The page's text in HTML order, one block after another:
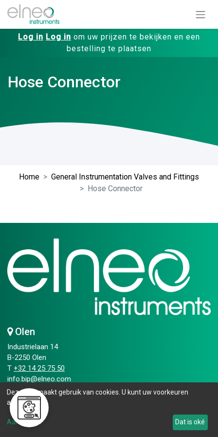
Log in Log in om uw prijzen te bekijken en een
bestelling te plaatsen
Hose Connector
Home
General Instrumentation Valves and Fittings
Hose Connector
Olen
Industrielaan 14
B-2250 Olen
T +32 14 25 75 50​
info.bip@elneo.com
Openingsuren
Maandag - vrijdag:
08.00 - 16.30
Deze site maakt gebruik van cookies. U kunt uw voorkeuren
aanpassen.
Aanpassen Dat is oké